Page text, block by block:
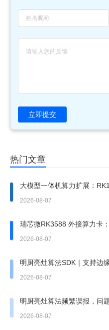
立即提交
热门文章
大模型一体机算力扩展：
2026-08-07
瑞芯微RK3588 外接算力卡
哪一张？
2026-08-07
明厨亮灶算法SDK｜支持边
造
2026-08-07
明厨亮灶算法频繁误报，问
2026-08-07